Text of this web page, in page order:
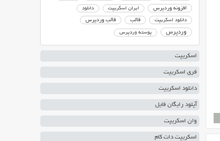
افزونه وردپرس
ایران اسکریپت دانلود
دانلود اسکریپت قالب قالب وردپرس
وردپرس پوسته وردپرس
اسکریپت
فری اسکریپت
دانلود اسکریپت
آپلود رایگان فایل
وان اسکریپت
اسکریپت دات کام